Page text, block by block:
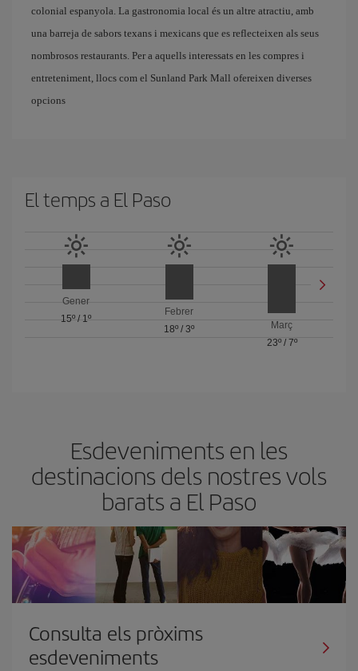
colonial espanyola. La gastronomia local és un altre atractiu, amb
una barreja de sabors texans i mexicans que es reflecteixen als seus
nombrosos restaurants. Per a aquells interessats en les compres i
entreteniment, llocs com el Sunland Park Mall ofereixen diverses
opcions
El temps a El Paso
Gener
15º / 1º
Febrer
18º / 3º
Març
23º/ 7º
Esdeveniments en les
destinacions dels nostres vols
barats a El Paso
Consulta els pròxims
esdeveniments